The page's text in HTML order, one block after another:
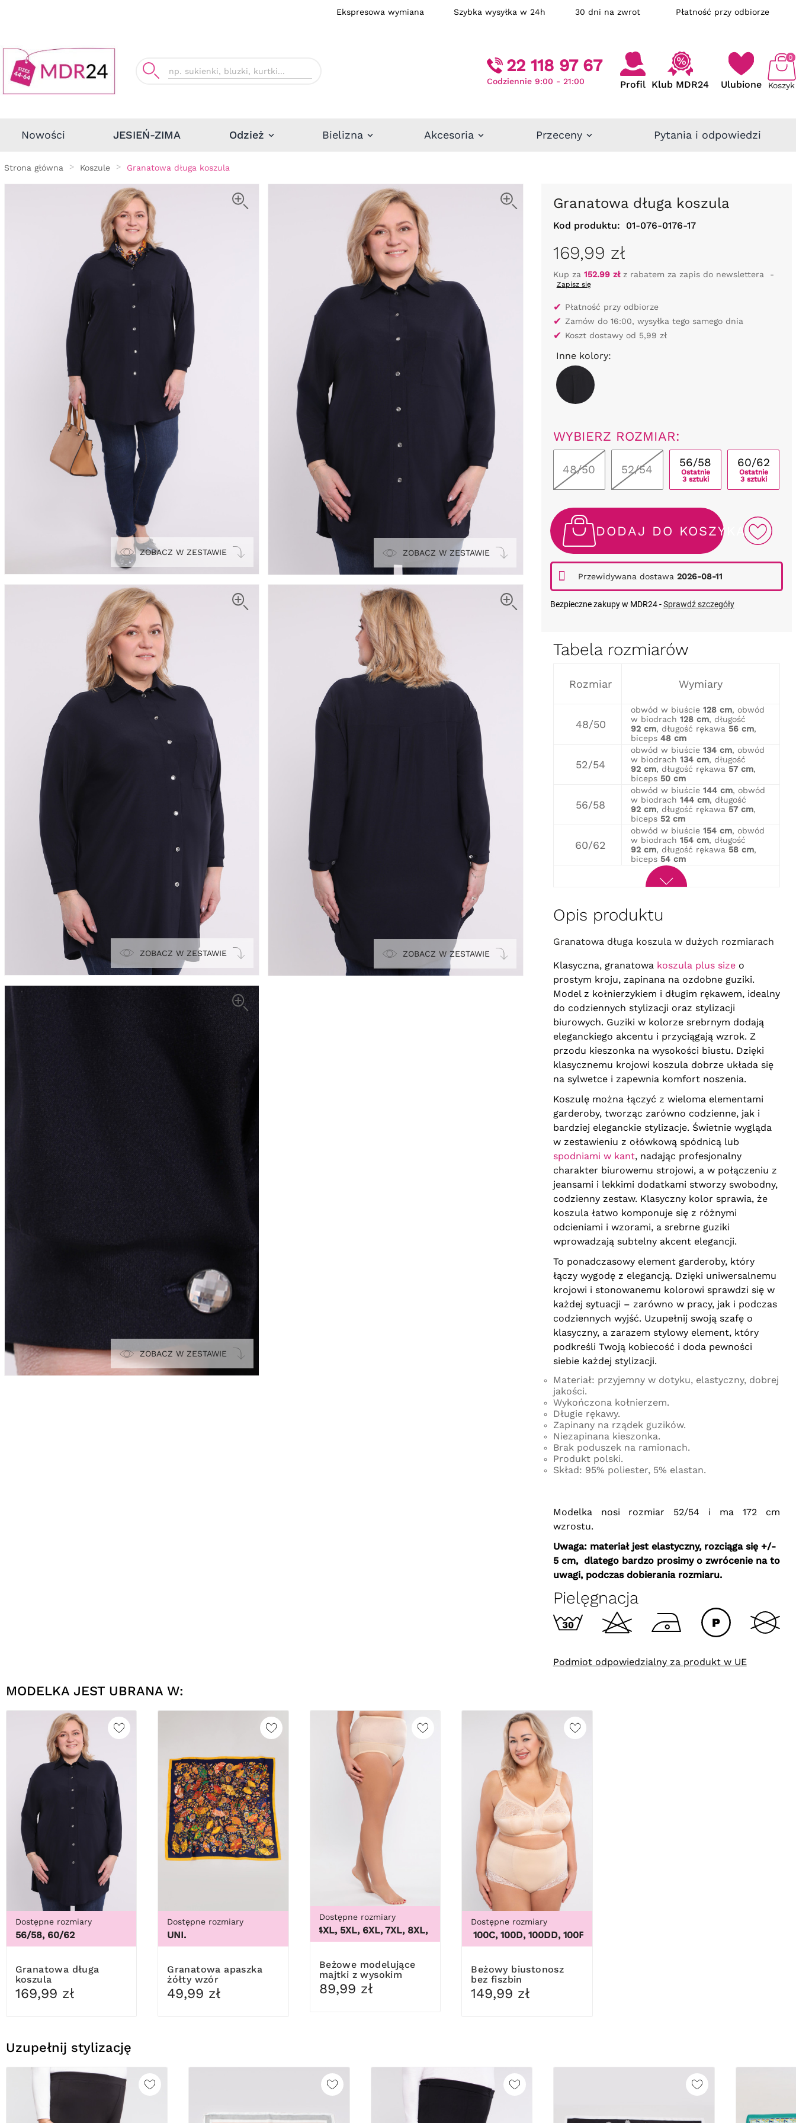
Ekspresowa wymiana Szybka wysyłka w 24h 30 dni na zwrot Płatność przy odbiorze
22 118 97 67
Codziennie 9:00 - 21:00 Profil Klub MDR24 Ulubione Koszyk
0
Nowości JESIEŃ-ZIMA Odzież Bielizna Akcesoria Przeceny Pytania i odpowiedzi
Strona główna Koszule Granatowa długa koszula
ZOBACZ W ZESTAWIE ZOBACZ W ZESTAWIE
ZOBACZ W ZESTAWIE ZOBACZ W ZESTAWIE
ZOBACZ W ZESTAWIE
Granatowa długa koszula
Kod produktu: 01-076-0176-17
169,99 zł
Kup za 152.99 złz rabatem za zapis do newslettera -
Zapisz się
✔ Płatność przy odbiorze
✔ Zamów do 16:00, wysyłka tego samego dnia
✔ Koszt dostawy od 5,99 zł
Inne kolory:
WYBIERZ ROZMIAR:
48/50 52/54
56/58
Ostatnie
3 sztuki
60/62
Ostatnie
3 sztuki
DODAJ DO KOSZYKA
Przewidywana dostawa 2026-08-11
Bezpieczne zakupy w MDR24 -Sprawdź szczegóły
Tabela rozmiarów
Rozmiar Wymiary
48/50
obwód w biuście 128 cm, obwód
w biodrach 128 cm, długość
92 cm, długość rękawa 56 cm,
biceps 48 cm
52/54
obwód w biuście 134 cm, obwód
w biodrach 134 cm, długość
92 cm, długość rękawa 57 cm,
biceps 50 cm
56/58
obwód w biuście 144 cm, obwód
w biodrach 144 cm, długość
92 cm, długość rękawa 57 cm,
biceps 52 cm
60/62
obwód w biuście 154 cm, obwód
w biodrach 154 cm, długość
92 cm, długość rękawa 58 cm,
biceps 54 cm
Opis produktu
Granatowa długa koszula w dużych rozmiarach
Klasyczna, granatowa koszula plus sizeo
prostym kroju, zapinana na ozdobne guziki.
Model z kołnierzykiem i długim rękawem, idealny
do codziennych stylizacji oraz stylizacji
biurowych. Guziki w kolorze srebrnym dodają
eleganckiego akcentu i przyciągają wzrok. Z
przodu kieszonka na wysokości biustu. Dzięki
klasycznemu krojowi koszula dobrze układa się
na sylwetce i zapewnia komfort noszenia.
Koszulę można łączyć z wieloma elementami
garderoby, tworząc zarówno codzienne, jak i
bardziej eleganckie stylizacje. Świetnie wygląda
w zestawieniu z ołówkową spódnicą lub
spodniami w kant, nadając profesjonalny
charakter biurowemu strojowi, a w połączeniu z
jeansami i lekkimi dodatkami stworzy swobodny,
codzienny zestaw. Klasyczny kolor sprawia, że
koszula łatwo komponuje się z różnymi
odcieniami i wzorami, a srebrne guziki
wprowadzają subtelny akcent elegancji.
To ponadczasowy element garderoby, który
łączy wygodę z elegancją. Dzięki uniwersalnemu
krojowi i stonowanemu kolorowi sprawdzi się w
każdej sytuacji – zarówno w pracy, jak i podczas
codziennych wyjść. Uzupełnij swoją szafę o
klasyczny, a zarazem stylowy element, który
podkreśli Twoją kobiecość i doda pewności
siebie każdej stylizacji.
Materiał: przyjemny w dotyku, elastyczny, dobrej
jakości.
Wykończona kołnierzem.
Długie rękawy.
Zapinany na rządek guzików.
Niezapinana kieszonka.
Brak poduszek na ramionach.
Produkt polski.
Skład: 95% poliester, 5% elastan.
Modelka nosi rozmiar 52/54 i ma 172 cm
wzrostu.
Uwaga: materiał jest elastyczny, rozciąga się +/-
5 cm, dlatego bardzo prosimy o zwrócenie na to
uwagi, podczas dobierania rozmiaru.
Pielęgnacja
Podmiot odpowiedzialny za produkt w UE
MODELKA JEST UBRANA W:
Dostępne rozmiary
56/58, 60/62
Granatowa długa
koszula
169,99 zł
Dostępne rozmiary
UNI.
Granatowa apaszka
żółty wzór
49,99 zł
Dostępne rozmiary
3XL, 4XL, 5XL, 6XL, 7XL, 8XL, 9XL 3XL, 4XL, 5XL, 6XL, 7XL, 8XL, 9XL
Beżowe modelujące
majtki z wysokim
stanem
89,99 zł
Dostępne rozmiary
100B, 100C, 100D, 100DD, 100F, 100G, 100H, 100I, 100J, 100K, 105B, 105C, 105D,
Beżowy biustonosz
bez fiszbin
149,99 zł
Uzupełnij stylizację